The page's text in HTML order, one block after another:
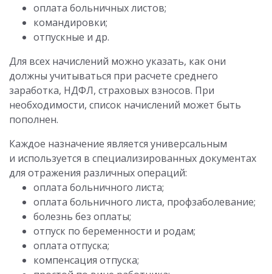
оплата больничных листов;
командировки;
отпускные и др.
Для всех начислений можно указать, как они
должны учитываться при расчете среднего
заработка, НДФЛ, страховых взносов. При
необходимости, список начислений может быть
пополнен.
Каждое назначение является универсальным
и используется в специализированных документах
для отражения различных операций:
оплата больничного листа;
оплата больничного листа, профзаболевание;
болезнь без оплаты;
отпуск по беременности и родам;
оплата отпуска;
компенсация отпуска;